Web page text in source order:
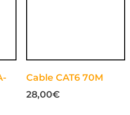
Cable CAT6 70M
28,00€